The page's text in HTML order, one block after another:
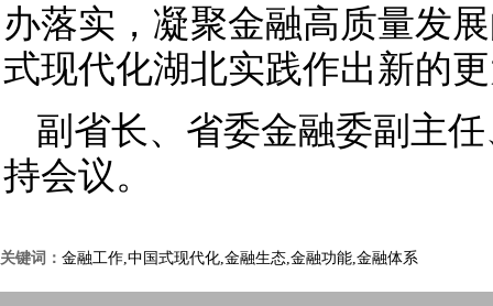
办落实，凝聚金融高质量发
式现代化湖北实践作出新的
副省长、省委金融委副主
持会议。
关键词： 金融工作,中国式现代化,金融生态,金融功能,金融体系